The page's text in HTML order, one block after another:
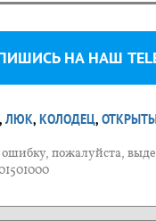
НА НАШ
, ЛЮК, КОЛОДЕЦ,
пожалуйста,